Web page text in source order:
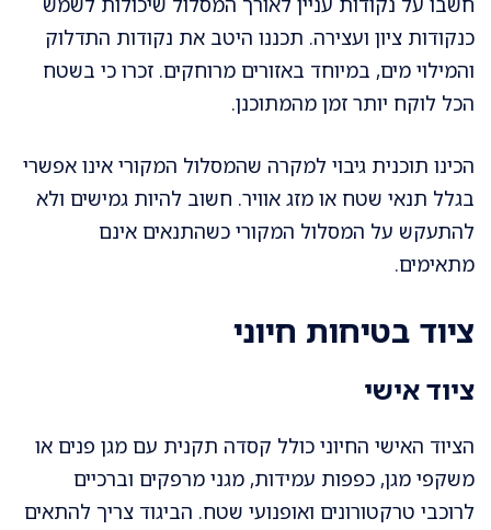
כנקודות ציון ועצירה. תכננו היטב את נקודות התדלוק
והמילוי מים, במיוחד באזורים מרוחקים. זכרו כי בשטח
הכל לוקח יותר זמן מהמתוכנן.
הכינו תוכנית גיבוי למקרה שהמסלול המקורי אינו אפשרי
בגלל תנאי שטח או מזג אוויר. חשוב להיות גמישים ולא
להתעקש על המסלול המקורי כשהתנאים אינם
מתאימים.
ציוד בטיחות חיוני
ציוד אישי
הציוד האישי החיוני כולל קסדה תקנית עם מגן פנים או
משקפי מגן, כפפות עמידות, מגני מרפקים וברכיים
לרוכבי טרקטורונים ואופנועי שטח. הביגוד צריך להתאים